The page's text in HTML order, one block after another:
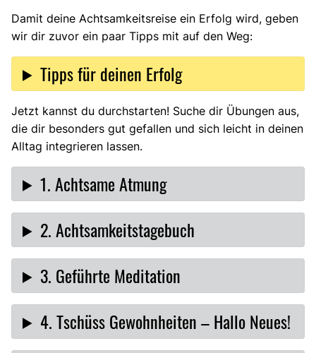
Damit deine Achtsamkeitsreise ein Erfolg wird, geben
wir dir zuvor ein paar Tipps mit auf den Weg:
Tipps für deinen Erfolg
Jetzt kannst du durchstarten! Suche dir Übungen aus,
die dir besonders gut gefallen und sich leicht in deinen
Alltag integrieren lassen.
1. Achtsame Atmung
2. Achtsamkeitstagebuch
3. Geführte Meditation
4. Tschüss Gewohnheiten – Hallo Neues!